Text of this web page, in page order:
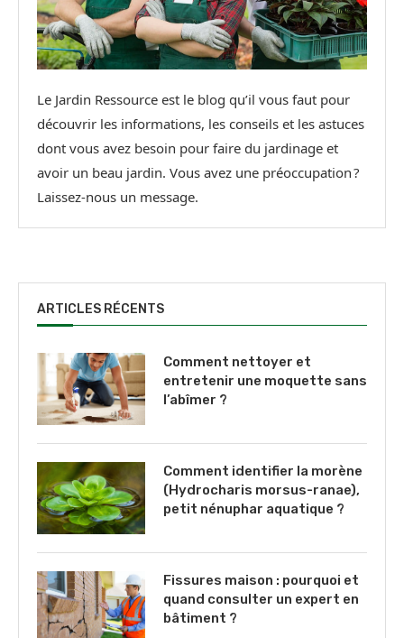
Le Jardin Ressource est le blog qu’il vous faut pour
découvrir les informations, les conseils et les astuces
dont vous avez besoin pour faire du jardinage et
avoir un beau jardin. Vous avez une préoccupation ?
Laissez-nous un message.
ARTICLES RÉCENTS
Comment nettoyer et
entretenir une moquette sans
l’abîmer ?
Comment identifier la morène
(Hydrocharis morsus-ranae),
petit nénuphar aquatique ?
Fissures maison : pourquoi et
quand consulter un expert en
bâtiment ?